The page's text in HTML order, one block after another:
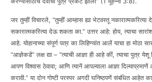
जर तुम्हीं विचारले, “तुम्हीं आम्हास ह्या भेटवस्तू नकारात्मकरित्या
सकारात्मकरित्या देऊ शकता का.” उत्तर आहे: होय, त्याचा
आहे. योहानाच्या संपूर्ण पत्र का लिहिण्यांत आलें याचा हा मोठा
“आज्ञेकडें” लक्ष द्या – “त्याची आज्ञा ही आहे कीं, त्याचा पुत्र येशू
आपण विश्वास ठेवावा; आणि त्यानें आपल्याला आज्ञा
करावी.” या दोन गोष्टी परस्पर अगदी घनिष्ठपणें संबंधित आहेत